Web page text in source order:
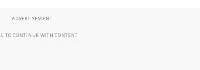
ADVERTISEMENT
TO CONTINUE WITH CONTENT